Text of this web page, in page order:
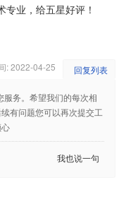
业，给五星好评！
: 2022-04-25 回复列表
务。希望我们的每次相
有问题您可以再次提交工
我也说一句